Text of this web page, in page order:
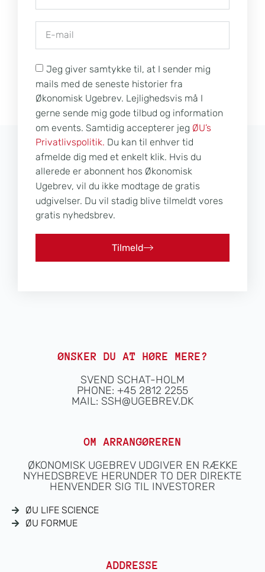
Jeg giver samtykke til, at I sender mig
mails med de seneste historier fra
Økonomisk Ugebrev. Lejlighedsvis må I
gerne sende mig gode tilbud og information
om events. Samtidig accepterer jeg ØU’s
Privatlivspolitik. Du kan til enhver tid
afmelde dig med et enkelt klik. Hvis du
allerede er abonnent hos Økonomisk
Ugebrev, vil du ikke modtage de gratis
udgivelser. Du vil stadig blive tilmeldt vores
gratis nyhedsbrev.
Tilmeld
ØNSKER DU AT HØRE MERE?
SVEND SCHAT-HOLM
PHONE: +45 2812 2255
MAIL: SSH@UGEBREV.DK
OM ARRANGØREREN
ØKONOMISK UGEBREV UDGIVER EN RÆKKE
NYHEDSBREVE HERUNDER TO DER DIREKTE
HENVENDER SIG TIL INVESTORER
ØU LIFE SCIENCE
ØU FORMUE
ADDRESSE